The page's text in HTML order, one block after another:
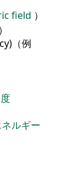
field ）
（例
ルギー